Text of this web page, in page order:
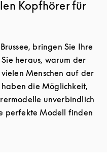
Kopfhörer für
bringen Sie Ihre
heraus, warum der
Menschen auf der
die Möglichkeit,
unverbindlich
perfekte Modell finden